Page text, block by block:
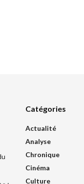
Catégories
Actualité
Analyse
Chronique
Cinéma
Culture